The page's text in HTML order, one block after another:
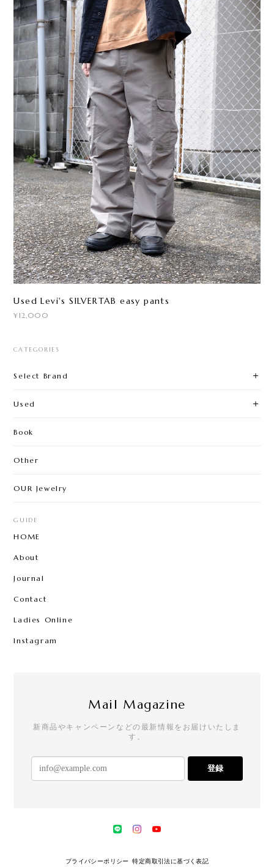
Used Levi's SILVERTAB easy pants
¥12,000
CATEGORIES
Select Brand
Used
Book
Other
OUR Jewelry
GUIDE
HOME
About
Journal
Contact
Ladies Online
Instagram
Mail Magazine
新商品やキャンペーンなどの最新情報をお届けいたしま
す。
登録
プライバシーポリシー 特定商取引法に基づく表記